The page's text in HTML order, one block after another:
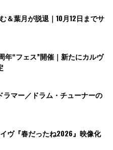
＆葉月が脱退｜10月12日までサ
年“フェス”開催｜新たにカルヴ
ラマー／ドラム・チューナーの
ヴ『春だったね2026』映像化